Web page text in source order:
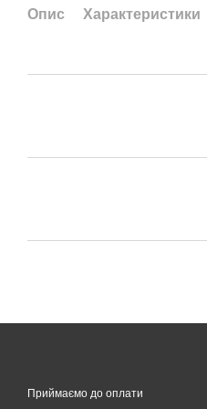
Опис Характеристики
Приймаємо до оплати